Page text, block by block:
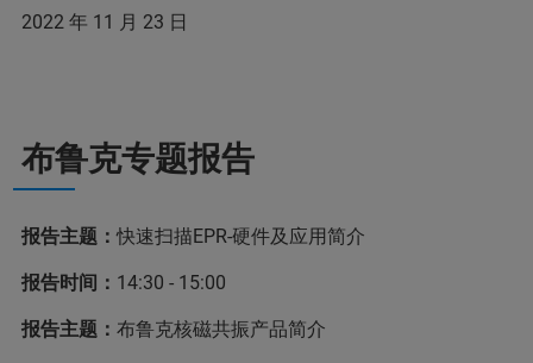
2022 年 11 月 23 日
布鲁克专题报告
报告主题：快速扫描EPR-硬件及应用简介
报告时间： 14:30 - 15:00
报告主题： 布鲁克核磁共振产品简介